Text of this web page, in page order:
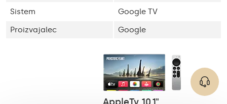
Sistem
Google TV
Proizvajalec
Google